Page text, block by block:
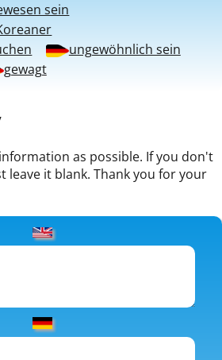
sein
ungewöhnlich sein
gewagt
as possible. If you don't
leave it blank. Thank you for your